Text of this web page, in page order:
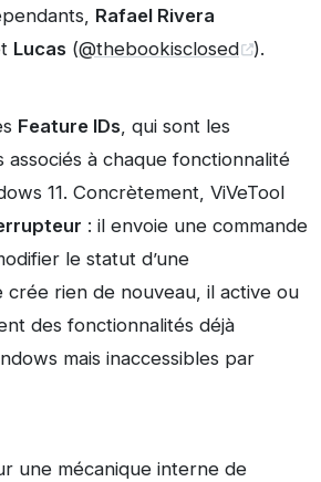
Rafael Rivera
Lucas (@thebookisclosed ).
Feature IDs, qui sont les
associés à chaque fonctionnalité
11. Concrètement, ViVeTool
: il envoie une commande
le statut d’une
crée rien de nouveau, il active ou
des fonctionnalités déjà
mais inaccessibles par
une mécanique interne de